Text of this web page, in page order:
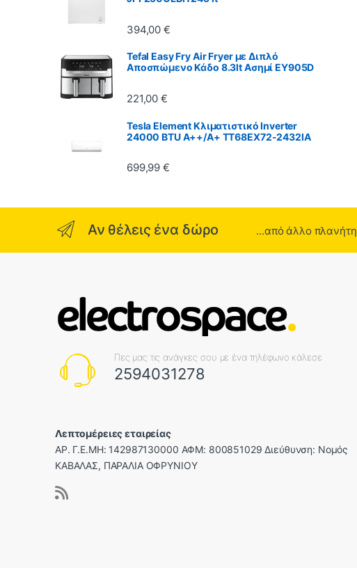
394,00€
Tefal Easy Fry Air Fryer με Διπλό
Αποσπώμενο Κάδο 8.3lt Ασημί EY905D
221,00€
Tesla Element Κλιματιστικό Inverter
24000 BTU A++/A+ TT68EX72-2432IA
699,99€
Αν θέλεις ένα δώρο ...από άλλο πλανήτη
Πες μας τις ανάγκες σου με ένα τηλέφωνο κάλεσε
2594031278
Λεπτομέρειες εταιρείας
ΑΡ. Γ.Ε.ΜΗ: 142987130000 ΑΦΜ: 800851029 Διεύθυνση: Νομός
ΚΑΒΑΛΑΣ, ΠΑΡΑΛΙΑ ΟΦΡΥΝΙΟΥ